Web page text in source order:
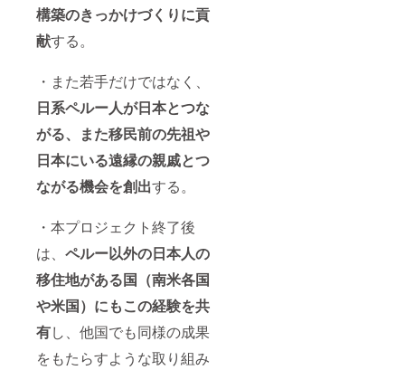
構築のきっかけづくりに貢
献する。
・また若手だけではなく、
日系ペルー人が日本とつな
がる、また移民前の先祖や
日本にいる遠縁の親戚とつ
ながる機会を創出する。
・本プロジェクト終了後
は、 ペルー以外の日本人の
移住地がある国（南米各国
や米国）にもこの経験を共
有し、他国でも同様の成果
をもたらすような取り組み